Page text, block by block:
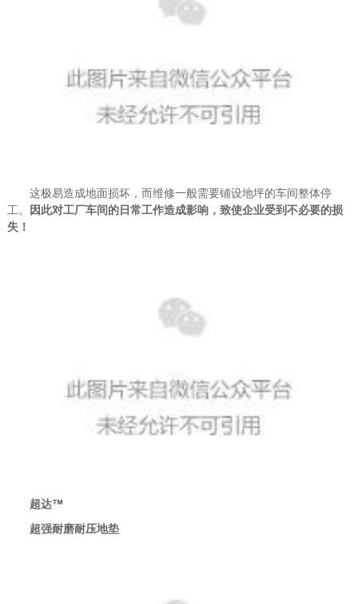
这极易造成地面损坏，而维修一般需要铺设地坪的车间整体停
工。 因此对工厂车间的日常工作造成影响，致使企业受到不必要的损
失！
超达™
超强耐磨耐压地垫